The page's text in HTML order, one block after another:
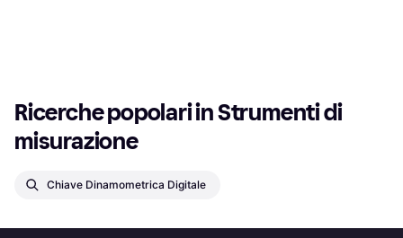
Ricerche popolari in Strumenti di
misurazione
Chiave Dinamometrica Digitale